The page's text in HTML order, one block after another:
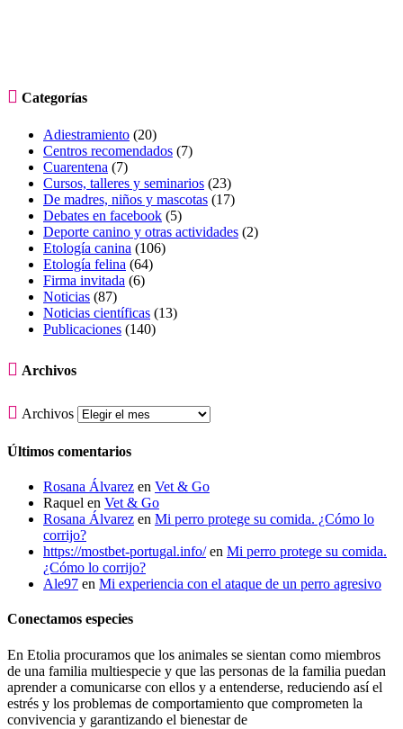
 Categorías
Adiestramiento (20)
Centros recomendados (7)
Cuarentena (7)
Cursos, talleres y seminarios (23)
De madres, niños y mascotas (17)
Debates en facebook (5)
Deporte canino y otras actividades (2)
Etología canina (106)
Etología felina (64)
Firma invitada (6)
Noticias (87)
Noticias científicas (13)
Publicaciones (140)
 Archivos
 Archivos
Últimos comentarios
Rosana Álvarez en Vet & Go
Raquel en Vet & Go
Rosana Álvarez en Mi perro protege su comida. ¿Cómo lo
corrijo?
https://mostbet-portugal.info/en Mi perro protege su comida.
¿Cómo lo corrijo?
Ale97 en Mi experiencia con el ataque de un perro agresivo
Conectamos especies
En Etolia procuramos que los animales se sientan como miembros
de una familia multiespecie y que las personas de la familia puedan
aprender a comunicarse con ellos y a entenderse, reduciendo así el
estrés y los problemas de comportamiento que comprometen la
convivencia y garantizando el bienestar de